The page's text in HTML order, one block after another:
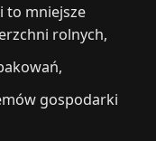
to mniejsze
rolnych,
gospodarki